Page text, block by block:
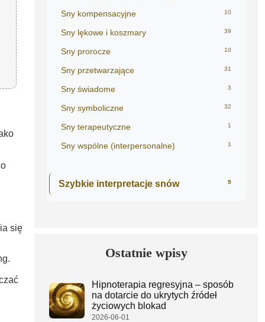
się
Sny kompensacyjne 10
Sny lękowe i koszmary 39
Sny prorocze 10
Sny przetwarzające 31
Sny świadome 3
Sny symboliczne 32
Sny terapeutyczne 1
Sny wspólne (interpersonalne) 1
Szybkie interpretacje snów 9
Ostatnie wpisy
Hipnoterapia regresyjna – sposób
na dotarcie do ukrytych źródeł
życiowych blokad
2026-06-01